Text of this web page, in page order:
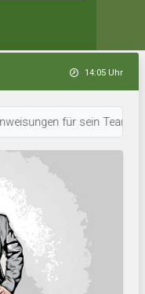
14:05 Uhr
für sein Team